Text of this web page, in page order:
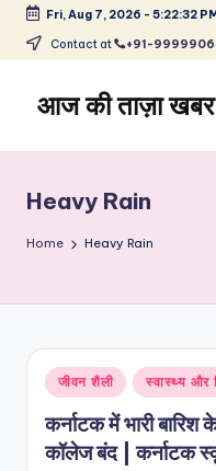
Skip
content
Fri, Aug 7, 2026 - 5:22:32
Contact at +91-
आज की ताज़ा खबर
ताज़ा
समाचार
–
और
विश्व
Heavy Rain
Home Heavy Rain
Posted
in
जीवन शैली स्वास्थ्य और
कर्नाटक में भारी
कॉलेज बंद | कर्नाटक